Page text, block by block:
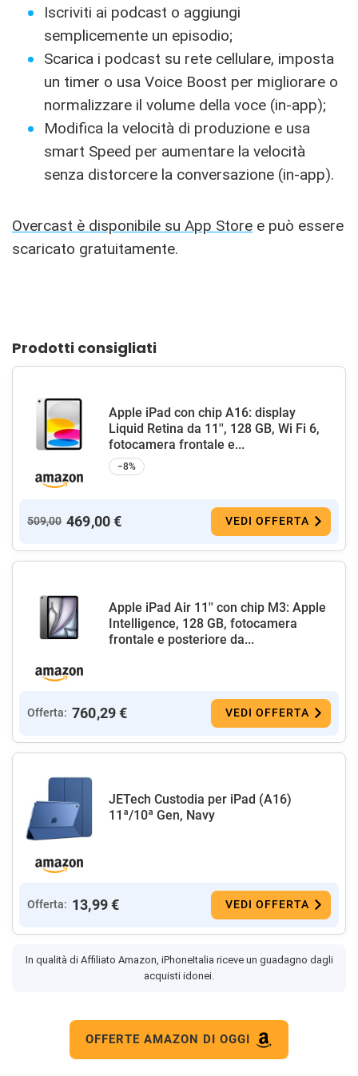
Iscriviti ai podcast o aggiungi
semplicemente un episodio;
Scarica i podcast su rete cellulare, imposta
un timer o usa Voice Boost per migliorare o
normalizzare il volume della voce (in-app);
Modifica la velocità di produzione e usa
smart Speed per aumentare la velocità
senza distorcere la conversazione (in-app).
Overcast è disponibile su App Store e può essere
scaricato gratuitamente.
Prodotti consigliati
Apple iPad con chip A16: display
Liquid Retina da 11'', 128 GB, Wi Fi 6,
fotocamera frontale e...
−8%
509,00 469,00 € VEDI OFFERTA
Apple iPad Air 11'' con chip M3: Apple
Intelligence, 128 GB, fotocamera
frontale e posteriore da...
Offerta: 760,29 € VEDI OFFERTA
JETech Custodia per iPad (A16)
11ª/10ª Gen, Navy
Offerta: 13,99 € VEDI OFFERTA
In qualità di Affiliato Amazon, iPhoneItalia riceve un guadagno dagli
acquisti idonei.
OFFERTE AMAZON DI OGGI